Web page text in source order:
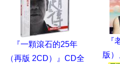
『一顆滾石的25年
（再版 2CD）』CD全
『
版